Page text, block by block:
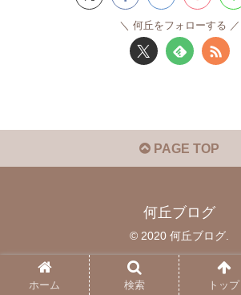
何丘をフォローする
PAGE TOP
何丘ブログ
© 2020 何丘ブログ.
ホーム 検索 トップ